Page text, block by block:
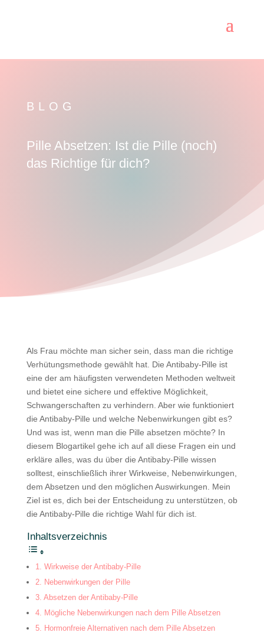
BLOG
Pille Absetzen: Ist die Pille (noch)
das Richtige für dich?
Als Frau möchte man sicher sein, dass man die richtige
Verhütungsmethode gewählt hat. Die Antibaby-Pille ist
eine der am häufigsten verwendeten Methoden weltweit
und bietet eine sichere und effektive Möglichkeit,
Schwangerschaften zu verhindern. Aber wie funktioniert
die Antibaby-Pille und welche Nebenwirkungen gibt es?
Und was ist, wenn man die Pille absetzen möchte? In
diesem Blogartikel gehe ich auf all diese Fragen ein und
erkläre alles, was du über die Antibaby-Pille wissen
solltest, einschließlich ihrer Wirkweise, Nebenwirkungen,
dem Absetzen und den möglichen Auswirkungen. Mein
Ziel ist es, dich bei der Entscheidung zu unterstützen, ob
die Antibaby-Pille die richtige Wahl für dich ist.
Inhaltsverzeichnis
1. Wirkweise der Antibaby-Pille
2. Nebenwirkungen der Pille
3. Absetzen der Antibaby-Pille
4. Mögliche Nebenwirkungen nach dem Pille Absetzen
5. Hormonfreie Alternativen nach dem Pille Absetzen